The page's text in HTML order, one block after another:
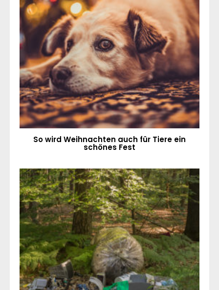
So wird Weihnachten auch für Tiere ein
schönes Fest